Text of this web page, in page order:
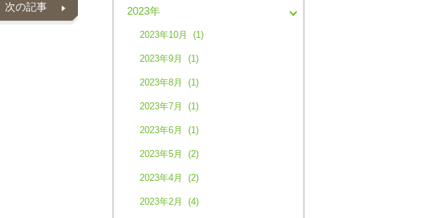
次の記事 2023年
2023年10月 (1)
2023年9月 (1)
2023年8月 (1)
2023年7月 (1)
2023年6月 (1)
2023年5月 (2)
2023年4月 (2)
2023年2月 (4)